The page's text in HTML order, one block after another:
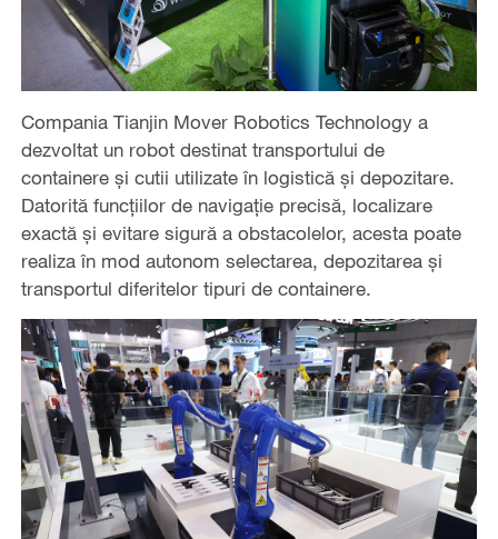
Compania Tianjin Mover Robotics Technology a
dezvoltat un robot destinat transportului de
containere și cutii utilizate în logistică și depozitare.
Datorită funcțiilor de navigație precisă, localizare
exactă și evitare sigură a obstacolelor, acesta poate
realiza în mod autonom selectarea, depozitarea și
transportul diferitelor tipuri de containere.